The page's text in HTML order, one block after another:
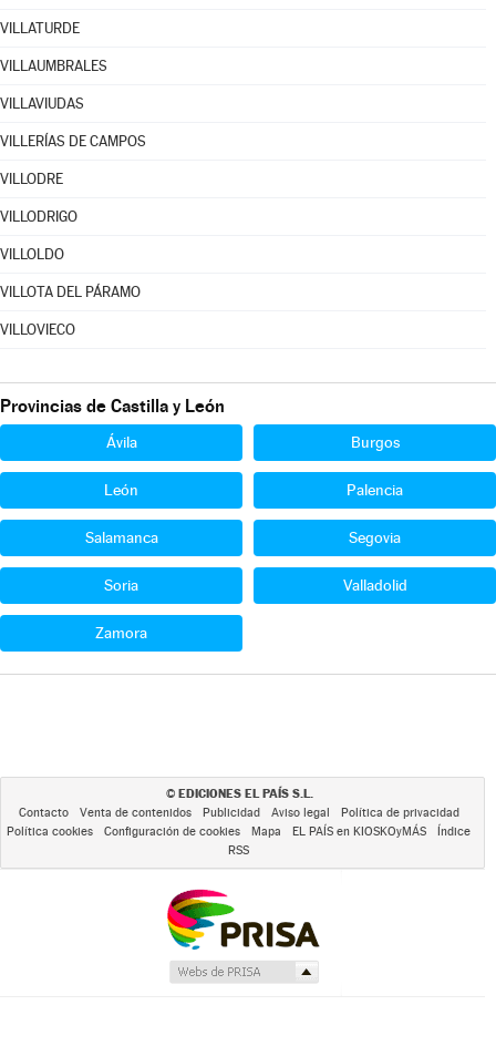
VILLATURDE
VILLAUMBRALES
VILLAVIUDAS
VILLERÍAS DE CAMPOS
VILLODRE
VILLODRIGO
VILLOLDO
VILLOTA DEL PÁRAMO
VILLOVIECO
Provincias de Castilla y León
Ávila Burgos
León Palencia
Salamanca Segovia
Soria Valladolid
Zamora
© EDICIONES EL PAÍS S.L.
Contacto Venta de contenidos Publicidad Aviso legal
Política de privacidad
Política cookies
Configuración de cookies Mapa EL PAÍS en KIOSKOyMÁS
Índice
RSS